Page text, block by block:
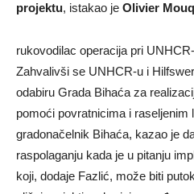
projektu, istakao je Olivier
rukovodilac operacija pri
Zahvalivši se UNHCR-u i
odabiru Grada Bihaća za
pomoći povratnicima i raseljenim
gradonačelnik Bihaća, kazao je
raspolaganju kada je u pitanju
koji, dodaje Fazlić, može biti